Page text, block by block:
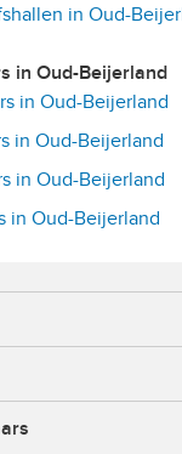
in Oud-
in Oud-Beijerland
in Oud-Beijerland
in Oud-Beijerland
in Oud-Beijerland
in Oud-Beijerland